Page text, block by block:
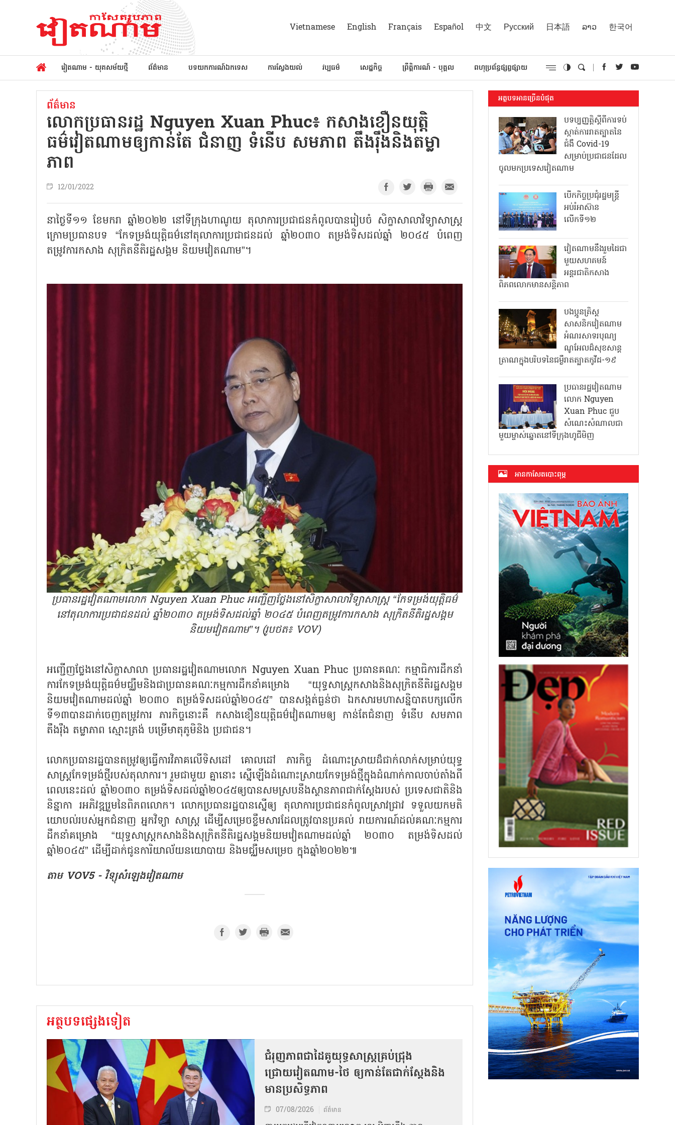
Vietnamese English Français Español 中文 Русский 日本語 ລາວ 한국어
វៀតណាម - យុគសម័យថ្មី ព័ត៌មាន បទយកការណ៍ឯកទេស ការស្វែងយល់ វប្បធម៌ សេដ្ឋកិច្ច ព្រឹត្តិការណ៍ - បុគ្គល ពហុប្រព័ន្ធផ្សព្វផ្សាយ
ព័ត៌មាន
លោកប្រធានរដ្ឋ Nguyen Xuan Phuc៖ កសាងខឿនយុត្តិ
ធម៌វៀតណាមឲ្យកាន់តែ ជំនាញ ទំនើប សមភាព តឹងរ៉ឹងនិងតម្លា
ភាព
12/01/2022
នាថ្ងៃទី១១ ខែមករា ឆ្នាំ២០២២ នៅទីក្រុងហាណូយ តុលាការប្រជាជនកំពូលបានរៀបចំ សិក្ខាសាលាវិទ្យាសាស្ត្រ
ក្រោមប្រធានបទ “កែទម្រង់យុត្តិធម៌នៅតុលាការប្រជាជនដល់ ឆ្នាំ២០៣០ តម្រង់ទិសដល់ឆ្នាំ ២០៤៥ បំពេញ
តម្រូវការកសាង សុក្រិតនីតិរដ្ឋសង្គម និយមវៀតណាម”។
ប្រធានរដ្ឋវៀតណាមលោក Nguyen Xuan Phuc អញ្ជើញថ្លែងនៅសិក្ខាសាលាវិទ្យាសាស្ត្រ “កែទម្រង់យុត្តិធម៌
នៅតុលាការប្រជាជនដល់ ឆ្នាំ២០៣០ តម្រង់ទិសដល់ឆ្នាំ ២០៤៥ បំពេញតម្រូវការកសាង សុក្រិតនីតិរដ្ឋសង្គម
និយមវៀតណាម”។ (រូបថត៖ VOV)
អញ្ជើញថ្លែងនៅសិក្ខាសាលា ប្រធានរដ្ឋវៀតណាមលោក Nguyen Xuan Phuc ប្រធានគណៈ កម្មាធិការដឹកនាំ
ការកែទម្រង់យុត្តិធម៌មជ្ឈឹមនិងជាប្រធានគណៈកម្មការដឹកនាំគម្រោង “យុទ្ធសាស្ត្រកសាងនិងសុក្រិតនីតិរដ្ឋសង្គម
និយមវៀតណាមដល់ឆ្នាំ ២០៣០ តម្រង់ទិសដល់ឆ្នាំ២០៤៥” បានសង្កត់ធ្ងន់ថា ឯកសារមហាសន្និបាតបក្សលើក
ទី១៣បានដាក់ចេញតម្រូវការ ភារកិច្ចនោះគឺ កសាងខឿនយុត្តិធម៌វៀតណាមឲ្យ កាន់តែជំនាញ ទំនើប សមភាព
តឹងរ៉ឹង តម្លាភាព ស្មោះត្រង់ បម្រើមាតុភូមិនិង ប្រជាជន។
លោកប្រធានរដ្ឋបានតម្រូវឲ្យធ្វើការវិភាគលើទិសដៅ គោលដៅ ភារកិច្ច ដំណោះស្រាយដ៏ជាក់លាក់សម្រាប់យុទ្ធ
សាស្ត្រកែទម្រង់ថ្មីរបស់តុលាការ។ រួមជាមួយ គ្នានោះ ស្នើឡើងដំណោះស្រាយកែទម្រង់ថ្មីក្នុងដំណាក់កាលចាប់តាំងពី
ពេលនេះដល់ ឆ្នាំ២០៣០ តម្រង់ទិសដល់ឆ្នាំ២០៤៥ឲ្យបានសមស្របនឹងស្ថានភាពជាក់ស្ដែងរបស់ ប្រទេសជាតិនិង
និន្នាកា រអភិវឌ្ឍរួមនៃពិភពលោក។ លោកប្រធានរដ្ឋបានស្នើឲ្យ តុលាការប្រជាជនកំពូលស្រាវជ្រាវ ទទួលយកមតិ
យោបល់របស់អ្នកជំនាញ អ្នកវិទ្យា សាស្ត្រ ដើម្បីសម្រេចខ្លឹមសារដែលត្រូវបានប្រគល់ រាយការណ៍ដល់គណៈកម្មការ
ដឹកនាំគម្រោង “យុទ្ធសាស្ត្រកសាងនិងសុក្រិតនីតិរដ្ឋសង្គមនិយមវៀតណាមដល់ឆ្នាំ ២០៣០ តម្រង់ទិសដល់
ឆ្នាំ២០៤៥” ដើម្បីដាក់ជូនការិយាល័យនយោបាយ និងមជ្ឈឹមសម្រេច ក្នុងឆ្នាំ២០២២៕
តាម VOV5 - វិទ្យុសំឡេងវៀតណាម
អត្ថបទផ្សេងទៀត
ជំរុញភាពជាដៃគូយុទ្ធសាស្ត្រគ្រប់ជ្រុង
ជ្រោយវៀតណាម-ថៃ ឲ្យកាន់តែជាក់ស្ដែងនិង
មានប្រសិទ្ធភាព
07/08/2026 ព័ត៌មាន
អត្ថបទអានច្រើនបំផុត
បទប្បញ្ញត្តិស្តីពីការទប់
ស្កាត់ការរាតត្បាតនៃ
ជំងឺ Covid-19
សម្រាប់ប្រជាជនដែល
ចូលមកប្រទេសវៀតណាម
បើកកិច្ចប្រជុំរដ្ឋមន្ត្រី
អប់រំអាស៊ាន
លើកទី១២
វៀតណាមនឹងរួមដៃជា
មួយសហគមន៍
អន្តរជាតិកសាង
ពិភពលោកមានសន្តិភាព
បងប្អូនគ្រិស្ត
សាសនិកវៀតណាម
អំណរសាទរបុណ្យ
ណូអែលដ៏សុខសាន្ត
ត្រាណក្នុងបរិបទនៃជម្ងឺរាតត្បាតកូវីដ-១៩
ប្រធានរដ្ឋវៀតណាម
លោក Nguyen
Xuan Phuc ជួប
សំណេះសំណាលជា
មួយម្ចាស់ឆ្នោតនៅទីក្រុងហូជីមិញ
អាន​កាសែត​បោះពុម្ភ